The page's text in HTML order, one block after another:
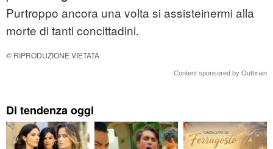
Purtroppo ancora una volta si assisteinermi alla
morte di tanti concittadini.
© RIPRODUZIONE VIETATA
Content sponsored by Outbrain
Di tendenza oggi